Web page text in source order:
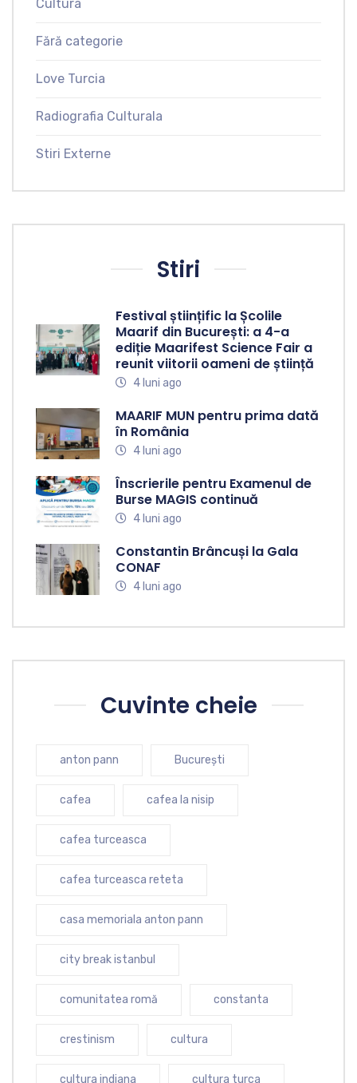
Cultura
Fără categorie
Love Turcia
Radiografia Culturala
Stiri Externe
Stiri
Festival științific la Școlile
Maarif din București: a 4-a
ediție Maarifest Science Fair a
reunit viitorii oameni de știință
4 luni ago
MAARIF MUN pentru prima dată
în România
4 luni ago
Înscrierile pentru Examenul de
Burse MAGIS continuă
4 luni ago
Constantin Brâncuși la Gala
CONAF
4 luni ago
Cuvinte cheie
anton pann București
cafea cafea la nisip
cafea turceasca
cafea turceasca reteta
casa memoriala anton pann
city break istanbul
comunitatea romă constanta
crestinism cultura
cultura indiana cultura turca